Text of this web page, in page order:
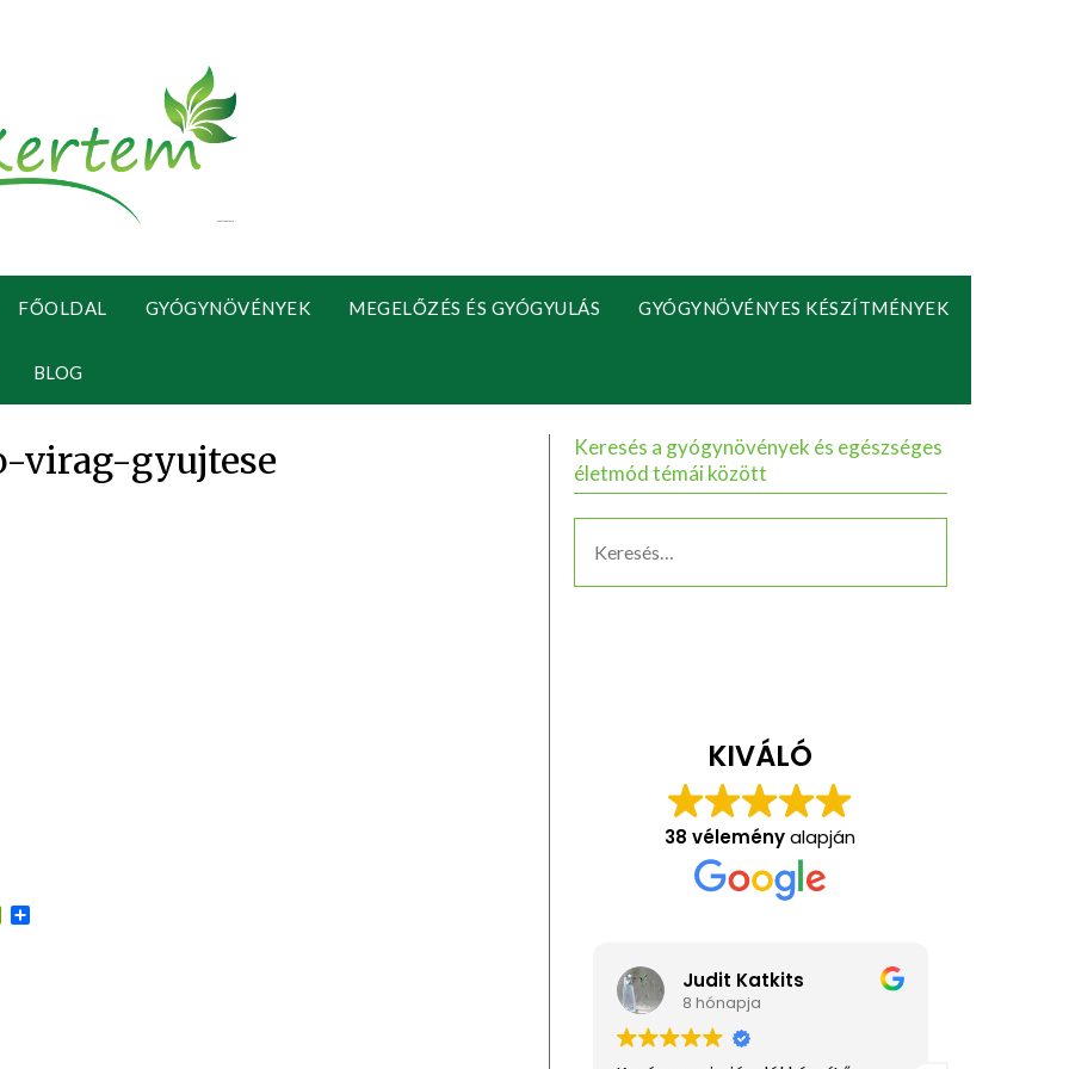
FŐOLDAL GYÓGYNÖVÉNYEK MEGELŐZÉS ÉS GYÓGYULÁS GYÓGYNÖVÉNYES KÉSZÍTMÉNYEK
BLOG
virag-gyujtese
PrintFriendly
Keresés a gyógynövények és egészséges
életmód témái között
KIVÁLÓ
38 véleményalapján
Judit Katkits
8 hónapja